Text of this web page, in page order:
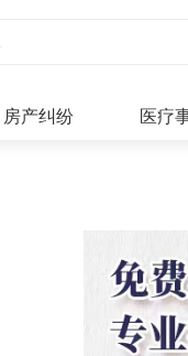
房产纠纷 医疗